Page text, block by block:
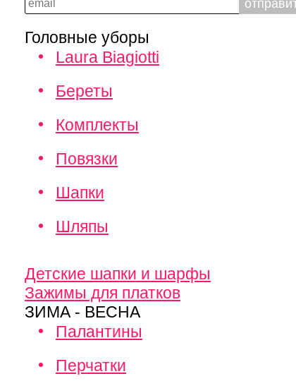
Головные уборы
Laura Biagiotti
Береты
Комплекты
Повязки
Шапки
Шляпы
Детские шапки и шарфы
Зажимы для платков
ЗИМА - ВЕСНА
Палантины
Перчатки